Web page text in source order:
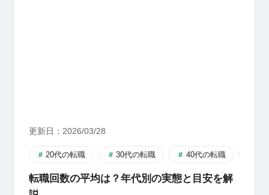
更新日 2026/03/28
20代の転職 30代の転職 40代の転職
転職回数の平均は？年代別の実態と目安を解